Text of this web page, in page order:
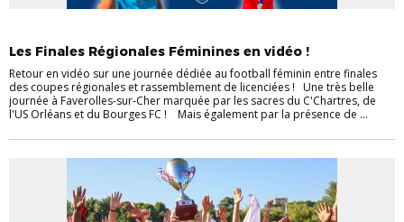
Les Finales Régionales Féminines en vidéo !
Retour en vidéo sur une journée dédiée au football féminin entre finales
des coupes régionales et rassemblement de licenciées ! Une très belle
journée à Faverolles-sur-Cher marquée par les sacres du C'Chartres, de
l'US Orléans et du Bourges FC ! Mais également par la présence de ...